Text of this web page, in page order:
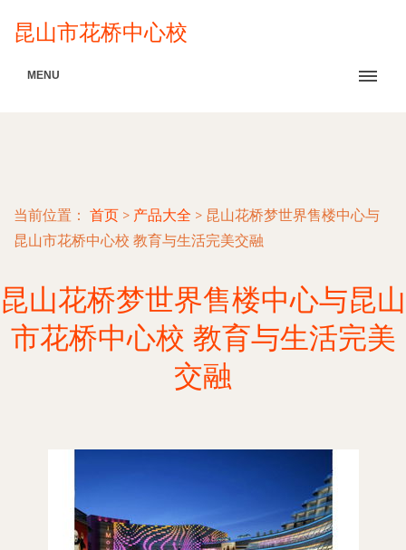
昆山市花桥中心校
MENU
当前位置： 首页 > 产品大全 > 昆山花桥梦世界售楼中心与
昆山市花桥中心校 教育与生活完美交融
昆山花桥梦世界售楼中心与昆山
市花桥中心校 教育与生活完美
交融